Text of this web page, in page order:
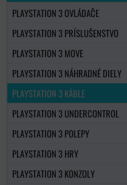
PLAYSTATION 3 OVLÁDAČE
PLAYSTATION 3 PRÍSLUŠENSTVO
PLAYSTATION 3 MOVE
PLAYSTATION 3 NÁHRADNÉ DIELY
PLAYSTATION 3 KÁBLE
PLAYSTATION 3 UNDERCONTROL
PLAYSTATION 3 POLEPY
PLAYSTATION 3 HRY
PLAYSTATION 3 KONZOLY